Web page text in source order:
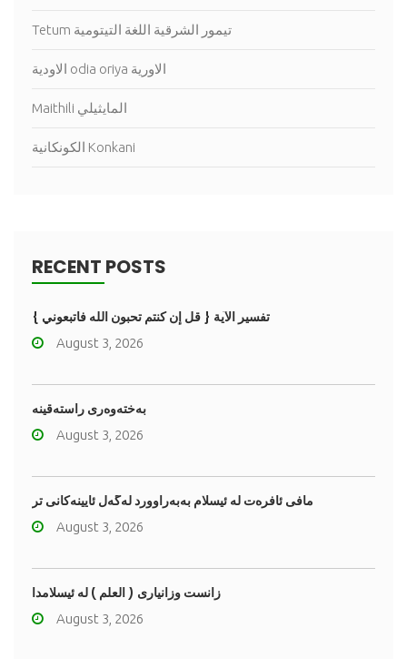
Tetum تيمور الشرقية اللغة التيتومية
الاودية odia oriya الاورية
Maithili المايثيلي
الكونكانية Konkani
RECENT POSTS
August 3, 2026
به‌خته‌وه‌رى راسته‌قینه
August 3, 2026
مافى ئافره‌ت له‌ ئیسلام به‌به‌راوورد له‌گه‌ڵ ئایینه‌کانی تر
August 3, 2026
زانست وزانیاری ( العلم ) له ئیسلامدا
August 3, 2026